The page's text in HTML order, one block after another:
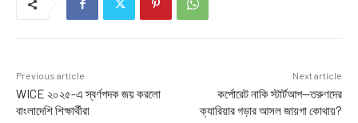
Previous article
WICE ২০২৫-এ স্বর্ণপদক জয় করলো
বাংলাদেশি শিক্ষার্থীরা
Next article
কর্পোরেট নাকি স্টার্টআপ—তরুণদের
ক্যারিয়ার গড়ার আসল জায়গা কোথায়?